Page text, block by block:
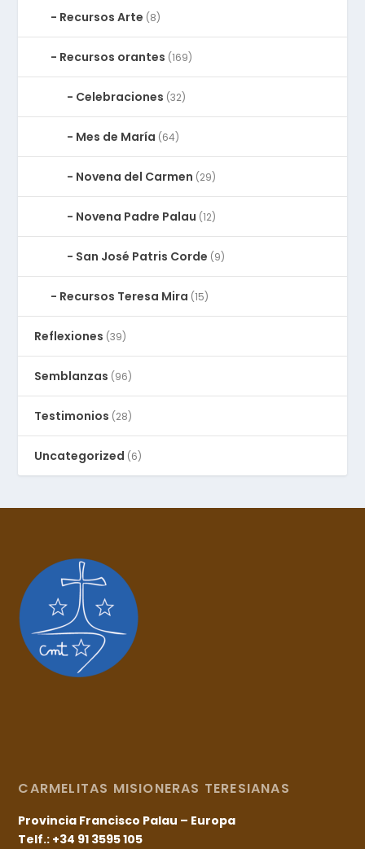
Recursos Arte (8)
Recursos orantes (169)
Celebraciones (32)
Mes de María (64)
Novena del Carmen (29)
Novena Padre Palau (12)
San José Patris Corde (9)
Recursos Teresa Mira (15)
Reflexiones (39)
Semblanzas (96)
Testimonios (28)
Uncategorized (6)
CARMELITAS MISIONERAS TERESIANAS
Provincia Francisco Palau – Europa
Telf.: +34 91 3595 105